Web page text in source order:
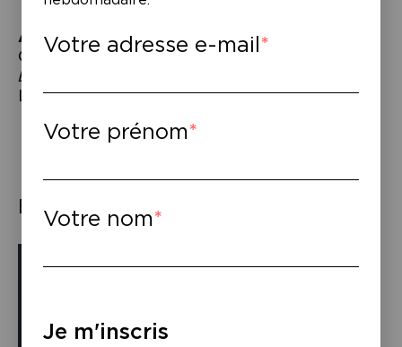
À lire–
Christian Bobin,Pierre, Gallimard 2019.
Bobin
Lydie Dattas, L’Herne 2019.
Éléments associés
Votre adresse e-mail
Votre prénom
Votre nom
Je m'inscris